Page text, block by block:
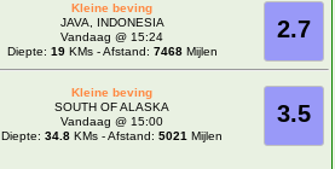
2.7
Kleine beving
JAVA, INDONESIA
Vandaag @ 15:24
Diepte: 19KMs - Afstand: 7468Mijlen
3.5
Kleine beving
SOUTH OF ALASKA
Vandaag @ 15:00
Diepte:34.8 KMs - Afstand:5021 Mijlen